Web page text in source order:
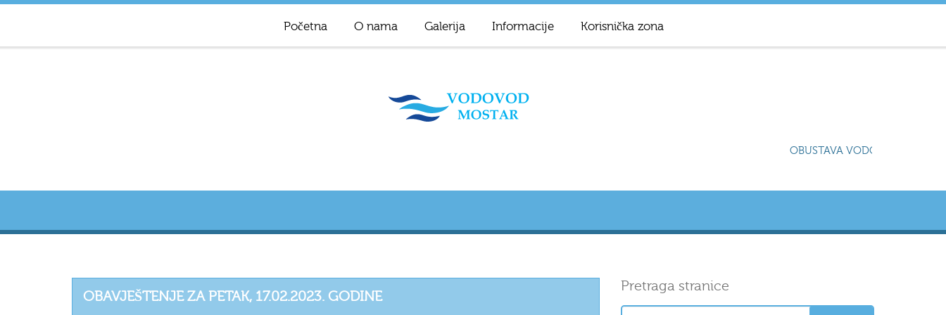
Početna O nama Galerija Informacije Korisnička zona
OBUSTAVA
OBAVJEŠTENJE ZA PETAK, 17.02.2023. GODINE
Pretraga stranice